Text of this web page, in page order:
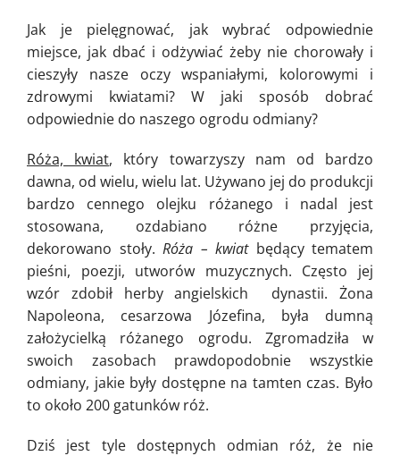
Jak je pielęgnować, jak wybrać odpowiednie
miejsce, jak dbać i odżywiać żeby nie chorowały i
cieszyły nasze oczy wspaniałymi, kolorowymi i
zdrowymi kwiatami? W jaki sposób dobrać
odpowiednie do naszego ogrodu odmiany?
Róża, kwiat, który towarzyszy nam od bardzo
dawna, od wielu, wielu lat. Używano jej do produkcji
bardzo cennego olejku różanego i nadal jest
stosowana, ozdabiano różne przyjęcia,
dekorowano stoły. Róża – kwiatbędący tematem
pieśni, poezji, utworów muzycznych. Często jej
wzór zdobił herby angielskich dynastii. Żona
Napoleona, cesarzowa Józefina, była dumną
założycielką różanego ogrodu. Zgromadziła w
swoich zasobach prawdopodobnie wszystkie
odmiany, jakie były dostępne na tamten czas. Było
to około 200 gatunków róż.
Dziś jest tyle dostępnych odmian róż, że nie